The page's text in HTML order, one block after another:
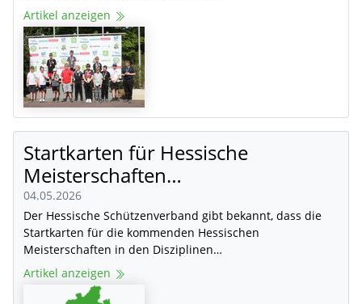
Artikel anzeigen
Startkarten für Hessische
Meisterschaften…
04.05.2026
Der Hessische Schützenverband gibt bekannt, dass die
Startkarten für die kommenden Hessischen
Meisterschaften in den Disziplinen…
Artikel anzeigen